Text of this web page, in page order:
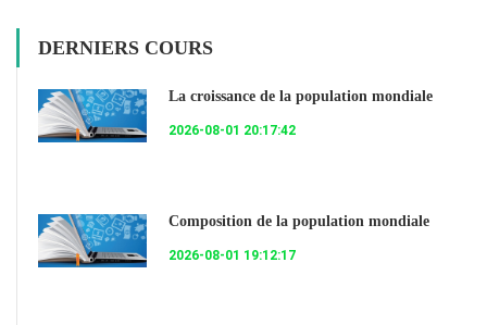
DERNIERS COURS
La croissance de la population mondiale
2026-08-01 20:17:42
Composition de la population mondiale
2026-08-01 19:12:17